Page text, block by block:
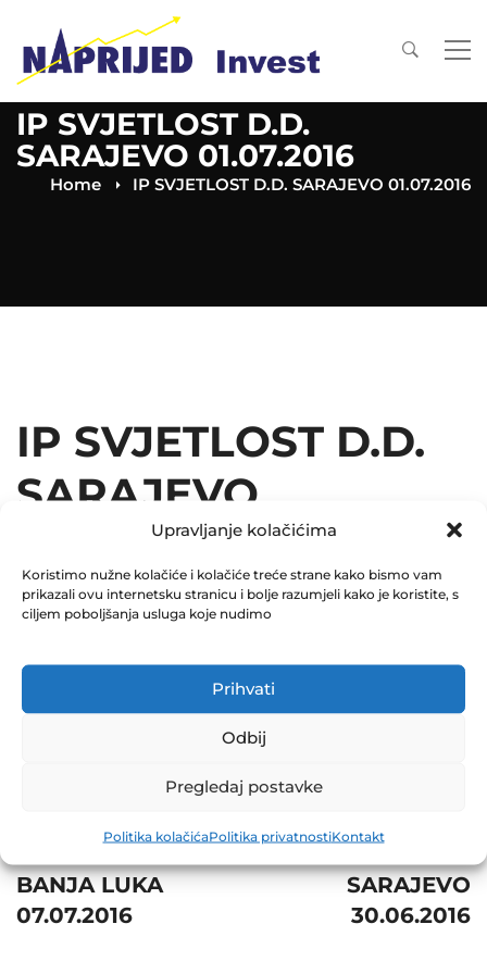
Upravljanje kolačićima
Koristimo nužne kolačiće i kolačiće treće strane kako bismo vam
prikazali ovu internetsku stranicu i bolje razumjeli kako je koristite, s
ciljem poboljšanja usluga koje nudimo
Prihvati
Odbij
Pregledaj postavke
Politika kolačićaPolitika privatnostiKontakt
IP SVJETLOST D.D.
SARAJEVO 01.07.2016
Home IP SVJETLOST D.D. SARAJEVO 01.07.2016
IP SVJETLOST D.D.
SARAJEVO
01.07.2016
December 31, 2016
0 Comments
Share
navigation
BANJA LUKA
07.07.2016
SARAJEVO
30.06.2016